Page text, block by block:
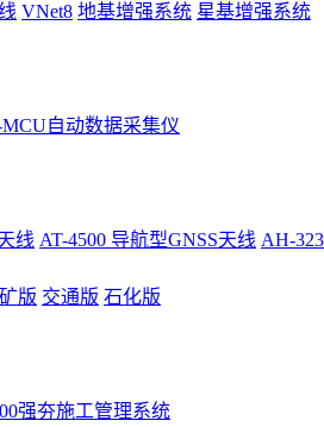
VNet8 地基增强系统 星基增强系统
自动数据采集仪
线 AT-4500 导航型GNSS天线 AH-
版 交通版 石化版
强夯施工管理系统